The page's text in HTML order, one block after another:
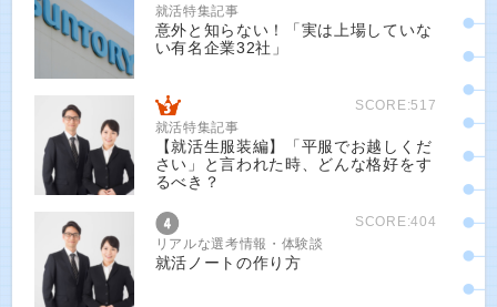
就活特集記事
意外と知らない！「実は上場していな
い有名企業32社」
SCORE:517
就活特集記事
【就活生服装編】「平服でお越しくだ
さい」と言われた時、どんな格好をす
るべき？
SCORE:404
リアルな選考情報・体験談
就活ノートの作り方